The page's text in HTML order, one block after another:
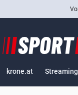
krone.at Streaming